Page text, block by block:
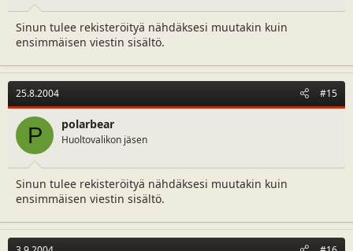
Sinun tulee rekisteröityä nähdäksesi muutakin kuin
ensimmäisen viestin sisältö.
25.8.2004 #15
P polarbear
Huoltovalikon jäsen
Sinun tulee rekisteröityä nähdäksesi muutakin kuin
ensimmäisen viestin sisältö.